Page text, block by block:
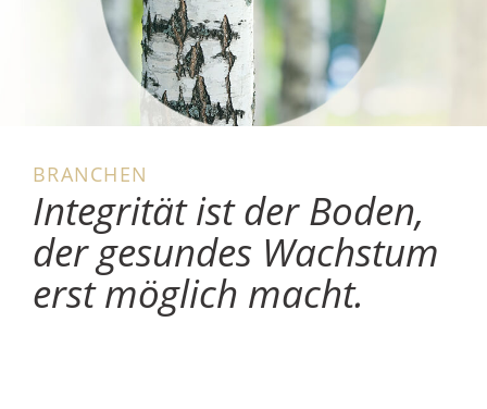
BRANCHEN
Integrität ist der Boden,
der gesundes Wachstum
erst möglich macht.